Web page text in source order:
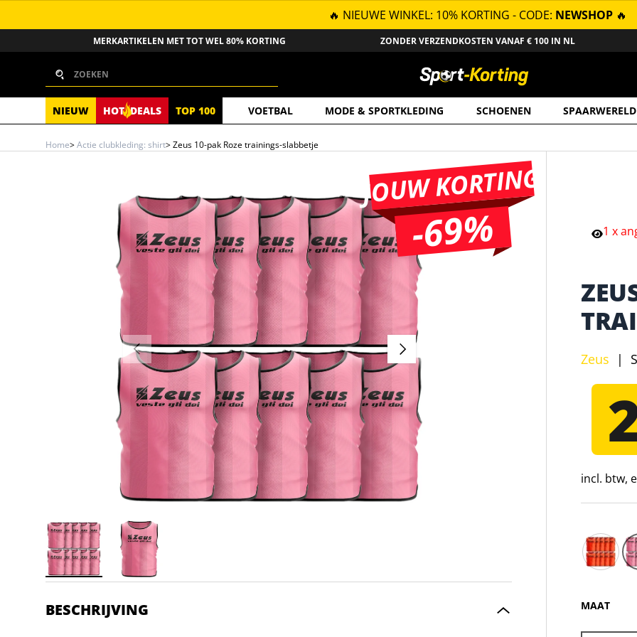
GA NAAR INHOUD
🔥 NIEUWE WINKEL: 10% KORTING - CODE: NEWSHOP 🔥
MERKARTIKELEN MET TOT WEL 80% KORTING ZONDER VERZENDKOSTEN VANAF € 100 IN NL
NIEUW HOT DEALS TOP 100 VOETBAL MODE & SPORTKLEDING SCHOENEN SPAARWERELD
Zoeken
Home>Actie clubkleding: shirt>Zeus 10-pak Roze trainings-slabbetje
JOUW KORTING
-69%
VORIGE VOLGENDE
BESCHRIJVING
1x
Zeus |
incl. btw,
MAAT